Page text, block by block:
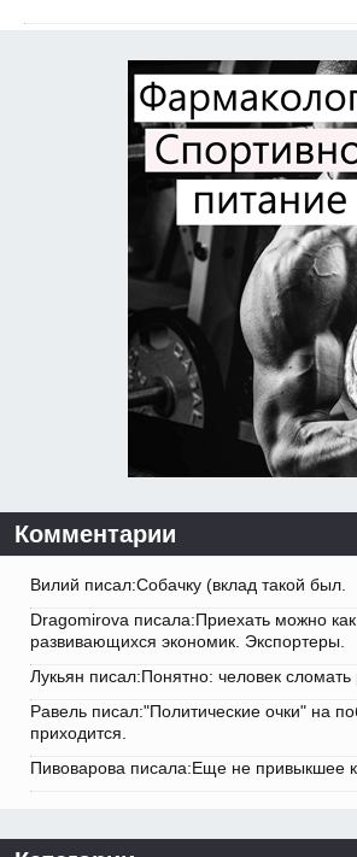
Комментарии
Вилий писал:Собачку (вклад такой был.
Dragomirova писала:Приехать можно
развивающихся экономик. Экспортеры.
Лукьян писал:Понятно: человек сломать
Равель писал:"Политические очки" на
приходится.
Пивоварова писала:Еще не привыкшее